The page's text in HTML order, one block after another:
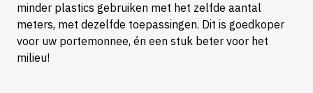
minder plastics gebruiken met het zelfde aantal
meters, met dezelfde toepassingen. Dit is goedkoper
voor uw portemonnee, én een stuk beter voor het
milieu!